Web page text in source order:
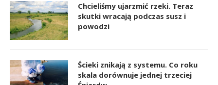
Chcieliśmy ujarzmić rzeki. Teraz
skutki wracają podczas susz i
powodzi
Ścieki znikają z systemu. Co roku
skala dorównuje jednej trzeciej